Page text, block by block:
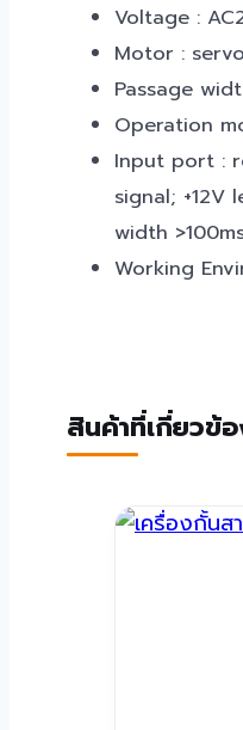
Voltage :
Motor :
Passage
Operation
Input port :
signal; +12V
width
Working
สินค้าที่เกี่ยวข้